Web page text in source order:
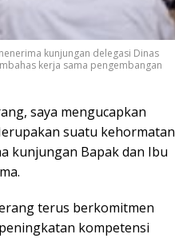
kunjungan delegasi Dinas
kerja sama pengembangan
saya mengucapkan
suatu kehormatan
kunjungan Bapak dan Ibu
terus berkomitmen
kompetensi